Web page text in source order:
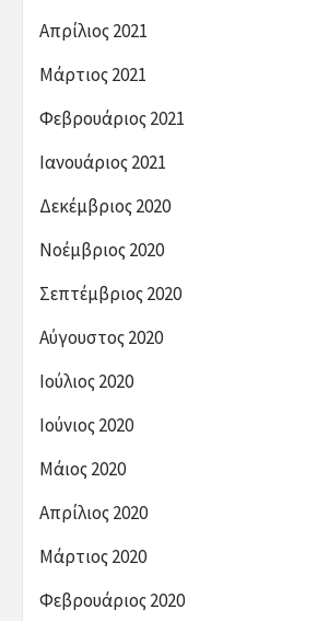
Απρίλιος 2021
Μάρτιος 2021
Φεβρουάριος 2021
Ιανουάριος 2021
Δεκέμβριος 2020
Νοέμβριος 2020
Σεπτέμβριος 2020
Αύγουστος 2020
Ιούλιος 2020
Ιούνιος 2020
Μάιος 2020
Απρίλιος 2020
Μάρτιος 2020
Φεβρουάριος 2020